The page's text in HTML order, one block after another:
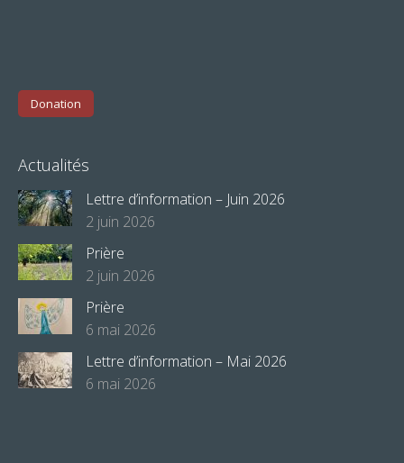
Donation
Actualités
Lettre d’information – Juin 2026
2 juin 2026
Prière
2 juin 2026
Prière
6 mai 2026
Lettre d’information – Mai 2026
6 mai 2026